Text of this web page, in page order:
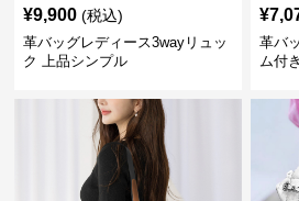
¥9,900 (税込)
革バッグレディース3wayリュッ
ク 上品シンプル
¥
革バ
ム付